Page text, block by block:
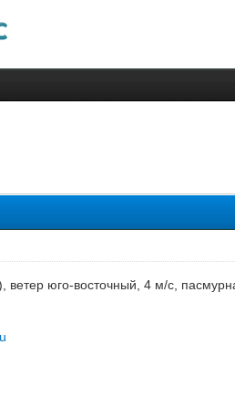
ветер юго-восточный, 4 м/с,